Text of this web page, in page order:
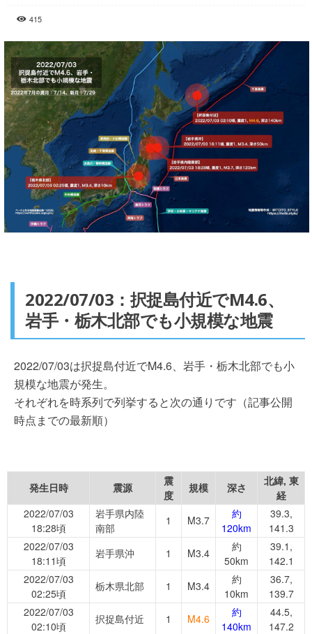
415
2022/07/03：択捉島付近でM4.6、
岩手・栃木北部でも小規模な地震
2022/07/03は択捉島付近でM4.6、岩手・栃木北部でも小
規模な地震が発生。
それぞれを時系列で列挙すると次の通りです（記事公開
時点までの最新順）
発生日時 震源
震
度
規模 深さ
北緯, 東
経
2022/07/03
18:28頃
岩手県内陸
南部
1 M3.7
約
120km
39.3,
141.3
2022/07/03
18:11頃
岩手県沖 1 M3.4
約
50km
39.1,
142.1
2022/07/03
02:25頃
栃木県北部 1 M3.4
約
10km
36.7,
139.7
2022/07/03
02:10頃
択捉島付近 1 M4.6
約
140km
44.5,
147.2